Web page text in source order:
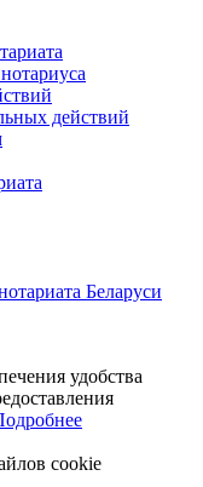
действий
Беларуси
удобства
cookie